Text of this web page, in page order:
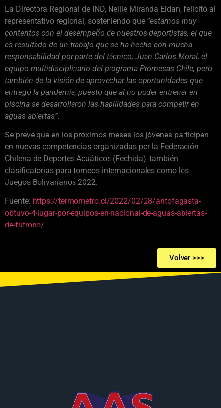
La Directora Regional de IND, Nellie Miranda Eldan, felicitó al
representativo regional, sosteniendo que “estamos muy
contentos con el desempeño de nuestros deportistas, el que
es resultado de un trabajo que se ha hecho con mucha
responsabilidad por parte del técnico, Juan Carlos Moral, el
equipo multidisciplinario del programa Promesas Chile, pero
también de la visión de aprovechar las oportunidades que
entregó la pandemia, puesto que al no poder entrenar en
piscina se desarrollaron las habilidades para competir en
aguas abiertas”.
Se prevé que en los próximos meses los jóvenes participen
en nuevas competencias organizadas por la Federación
Chilena de Deportes Acuáticos (Fechida), también
clasificatorias para torneos internacionales como los
Juegos Bolivarianos 2022.
Fuente: https://termometro.cl/2022/02/28/antofagasta-
obtuvo-4-lugar-por-equipos-en-nacional-de-aguas-abiertas-
de-futrono/
Volver >>>